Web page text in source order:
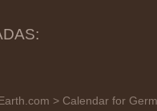
> Calendar for